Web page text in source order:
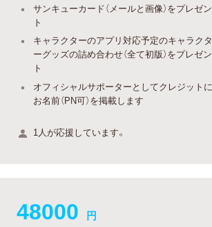
サンキューカード（メールと画像）をプレゼン
ト
キャラクターのアプリ対応予定のキャラクタ
ーグッズの詰め合わせ（全て初版）をプレゼン
ト
オフィシャルサポーターとしてクレジットに
お名前（PN可）を掲載します
1人が応援しています。
48000 円